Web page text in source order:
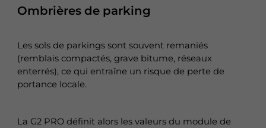
Ombrières de parking
Les sols de parkings sont souvent remaniés
(remblais compactés, grave bitume, réseaux
enterrés), ce qui entraîne un risque de perte de
portance locale.
La G2 PRO définit alors les valeurs du module de